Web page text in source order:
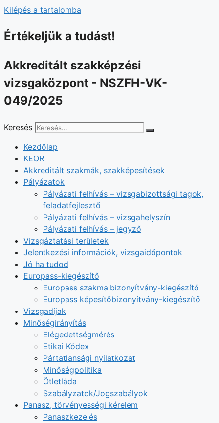
Kilépés a tartalomba
Értékeljük a tudást!
Akkreditált szakképzési
vizsgaközpont - NSZFH-VK-
049/2025
Keresés
Kezdőlap
KEOR
Akkreditált szakmák, szakképesítések
Pályázatok
Pályázati felhívás – vizsgabizottsági tagok,
feladatfejlesztő
Pályázati felhívás – vizsgahelyszín
Pályázati felhívás – jegyző
Vizsgáztatási területek
Jelentkezési információk, vizsgaidőpontok
Jó ha tudod
Europass-kiegészítő
Europass szakmaibizonyítvány-kiegészítő
Europass képesítőbizonyítvány-kiegészítő
Vizsgadíjak
Minőségirányítás
Elégedettségmérés
Etikai Kódex
Pártatlansági nyilatkozat
Minőségpolitika
Ötletláda
Szabályzatok/Jogszabályok
Panasz, törvényességi kérelem
Panaszkezelés